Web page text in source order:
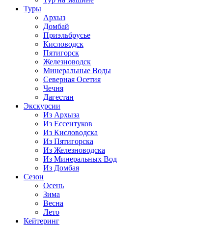
Туры
Архыз
Домбай
Приэльбрусье
Кисловодск
Пятигорск
Железноводск
Минеральные Воды
Северная Осетия
Чечня
Дагестан
Экскурсии
Из Архыза
Из Ессентуков
Из Кисловодска
Из Пятигорска
Из Железноводска
Из Минеральных Вод
Из Домбая
Сезон
Осень
Зима
Весна
Лето
Кейтеринг